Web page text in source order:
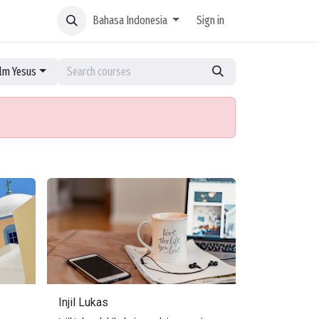
Bahasa Indonesia Sign in
Yesus
Injil Lukas